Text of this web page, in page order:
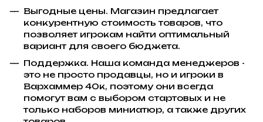
Выгодные цены. Магазин предлагает
конкурентную стоимость товаров, что
позволяет игрокам найти оптимальный
вариант для своего бюджета.
Поддержка. Наша команда менеджеров -
это не просто продавцы, но и игроки в
Вархаммер 40к, поэтому они всегда
помогут вам с выбором стартовых и не
только наборов миниатюр, а также других